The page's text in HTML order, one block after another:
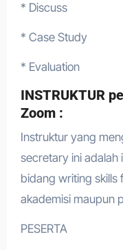
* Discuss
* Case Study
* Evaluation
INSTRUKTUR
Zoom :
Instruktur yang
secretary ini
bidang writing skills
akademisi maupun
PESERTA